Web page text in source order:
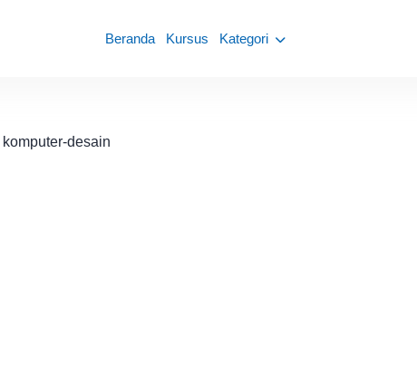
Beranda Kursus Kategori
komputer-desain